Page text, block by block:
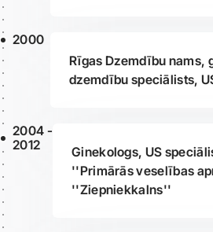
2000
Rīgas Dzemdību nams,
dzemdību speciālists,
2004 -
2012
Ginekologs, US
''Primārās veselības
''Ziepniekkalns''